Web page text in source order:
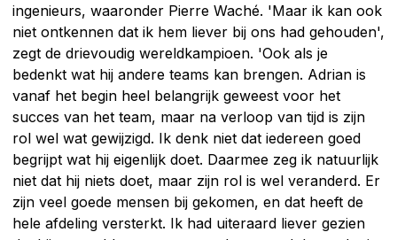
ingenieurs, waaronder Pierre Waché. 'Maar ik kan ook
niet ontkennen dat ik hem liever bij ons had gehouden',
zegt de drievoudig wereldkampioen. 'Ook als je
bedenkt wat hij andere teams kan brengen. Adrian is
vanaf het begin heel belangrijk geweest voor het
succes van het team, maar na verloop van tijd is zijn
rol wel wat gewijzigd. Ik denk niet dat iedereen goed
begrijpt wat hij eigenlijk doet. Daarmee zeg ik natuurlijk
niet dat hij niets doet, maar zijn rol is wel veranderd. Er
zijn veel goede mensen bij gekomen, en dat heeft de
hele afdeling versterkt. Ik had uiteraard liever gezien